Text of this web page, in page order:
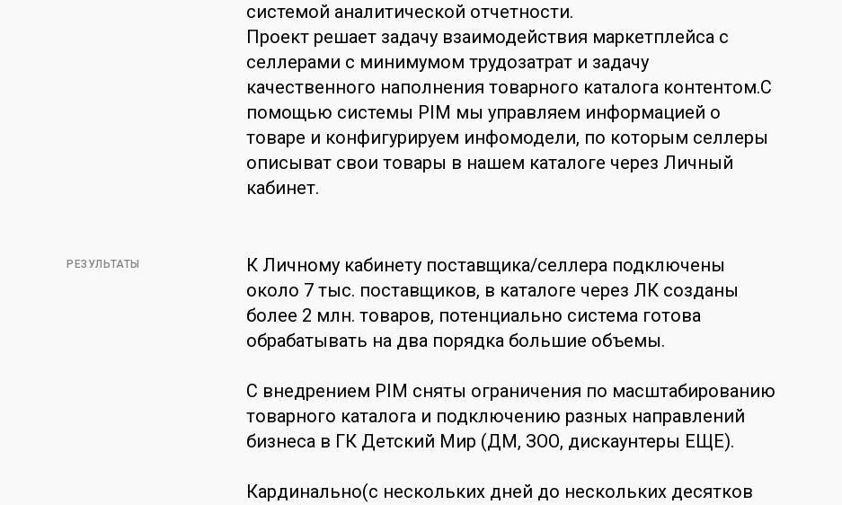
системой аналитической отчетности.
Проект решает задачу взаимодействия маркетплейса с
селлерами с минимумом трудозатрат и задачу
качественного наполнения товарного каталога контентом.С
помощью системы PIM мы управляем информацией о
товаре и конфигурируем инфомодели, по которым селлеры
описыват свои товары в нашем каталоге через Личный
кабинет.
РЕЗУЛЬТАТЫ
К Личному кабинету поставщика/селлера подключены
около 7 тыс. поставщиков, в каталоге через ЛК созданы
более 2 млн. товаров, потенциально система готова
обрабатывать на два порядка большие объемы.
С внедрением PIM сняты ограничения по масштабированию
товарного каталога и подключению разных направлений
бизнеса в ГК Детский Мир (ДМ, ЗОО, дискаунтеры ЕЩЕ).
Кардинально(с нескольких дней до нескольких десятков